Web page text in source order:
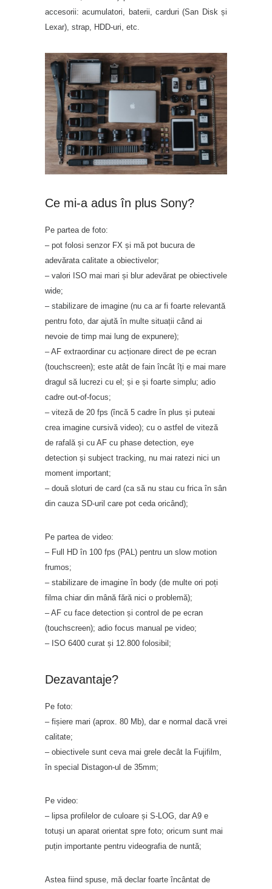
accesorii: acumulatori, baterii, carduri (San Disk și
Lexar), strap, HDD-uri, etc.
Ce mi-a adus în plus Sony?
Pe partea de foto:
– pot folosi senzor FX și mă pot bucura de
adevărata calitate a obiectivelor;
– valori ISO mai mari și blur adevărat pe obiectivele
wide;
– stabilizare de imagine (nu ca ar fi foarte relevantă
pentru foto, dar ajută în multe situații când ai
nevoie de timp mai lung de expunere);
– AF extraordinar cu acționare direct de pe ecran
(touchscreen); este atât de fain încât îți e mai mare
dragul să lucrezi cu el; și e și foarte simplu; adio
cadre out-of-focus;
– viteză de 20 fps (încă 5 cadre în plus și puteai
crea imagine cursivă video); cu o astfel de viteză
de rafală și cu AF cu phase detection, eye
detection și subject tracking, nu mai ratezi nici un
moment important;
– două sloturi de card (ca să nu stau cu frica în sân
din cauza SD-uril care pot ceda oricând);
Pe partea de video:
– Full HD în 100 fps (PAL) pentru un slow motion
frumos;
– stabilizare de imagine în body (de multe ori poți
filma chiar din mână fără nici o problemă);
– AF cu face detection și control de pe ecran
(touchscreen); adio focus manual pe video;
– ISO 6400 curat și 12.800 folosibil;
Dezavantaje?
Pe foto:
– fișiere mari (aprox. 80 Mb), dar e normal dacă vrei
calitate;
– obiectivele sunt ceva mai grele decât la Fujifilm,
în special Distagon-ul de 35mm;
Pe video:
– lipsa profilelor de culoare și S-LOG, dar A9 e
totuși un aparat orientat spre foto; oricum sunt mai
puțin importante pentru videografia de nuntă;
Astea fiind spuse, mă declar foarte încântat de